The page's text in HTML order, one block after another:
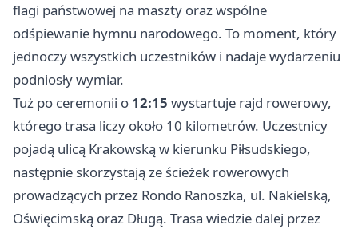
flagi państwowej na maszty oraz wspólne
odśpiewanie hymnu narodowego. To moment, który
jednoczy wszystkich uczestników i nadaje wydarzeniu
podniosły wymiar.
Tuż po ceremonii o 12:15 wystartuje rajd rowerowy,
którego trasa liczy około 10 kilometrów. Uczestnicy
pojadą ulicą Krakowską w kierunku Piłsudskiego,
następnie skorzystają ze ścieżek rowerowych
prowadzących przez Rondo Ranoszka, ul. Nakielską,
Oświęcimską oraz Długą. Trasa wiedzie dalej przez